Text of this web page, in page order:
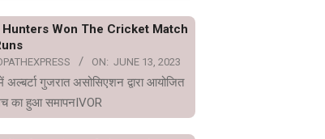
Hunters Won The Cricket Match
ON: JUNE 13, 2023
गुजरात असोसिएशन द्वारा आयोजित
का हुआ समापनIVOR